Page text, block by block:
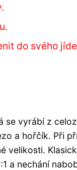
do svého
se vyrábí z
a hořčík. Při
velikosti.
a nechání